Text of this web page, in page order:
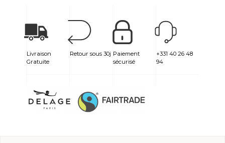
Livraison
Gratuite
Retour sous 30j Paiement
sécurisé
+331 40 26 48
94